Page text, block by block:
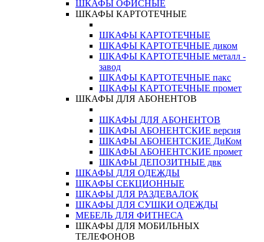
ШКАФЫ ОФИСНЫЕ
ШКАФЫ КАРТОТЕЧНЫЕ
ШКАФЫ КАРТОТЕЧНЫЕ
ШКАФЫ КАРТОТЕЧНЫЕ диком
ШКАФЫ КАРТОТЕЧНЫЕ металл -
завод
ШКАФЫ КАРТОТЕЧНЫЕ пакс
ШКАФЫ КАРТОТЕЧНЫЕ промет
ШКАФЫ ДЛЯ АБОНЕНТОВ
ШКАФЫ ДЛЯ АБОНЕНТОВ
ШКАФЫ АБОНЕНТСКИЕ версия
ШКАФЫ АБОНЕНТСКИЕ ДиКом
ШКАФЫ АБОНЕНТСКИЕ промет
ШКАФЫ ДЕПОЗИТНЫЕ двк
ШКАФЫ ДЛЯ ОДЕЖДЫ
ШКАФЫ СЕКЦИОННЫЕ
ШКАФЫ ДЛЯ РАЗДЕВАЛОК
ШКАФЫ ДЛЯ СУШКИ ОДЕЖДЫ
МЕБЕЛЬ ДЛЯ ФИТНЕСА
ШКАФЫ ДЛЯ МОБИЛЬНЫХ
ТЕЛЕФОНОВ